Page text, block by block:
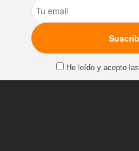
Email
He leído y acepto las